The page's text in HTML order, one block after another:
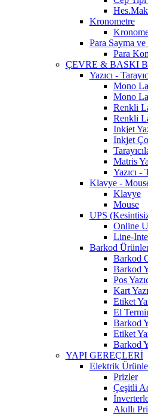
Kronometre
Para Sayma
Para
ÇEVRE & BASKI
Yazıcı -
Mono
Mono
Renkli
Renkli
Inkjet
Inkjet
Matris
Yazıcı -
Klavye -
Klavye
Mouse
UPS
Online
Line-
Barkod
Barkod
Barkod
Pos
Kart
Etiket
El
Barkod
Etiket
Barkod
YAPI GEREÇLERİ
Elektrik
Prizler
Çeşitli
Akıllı